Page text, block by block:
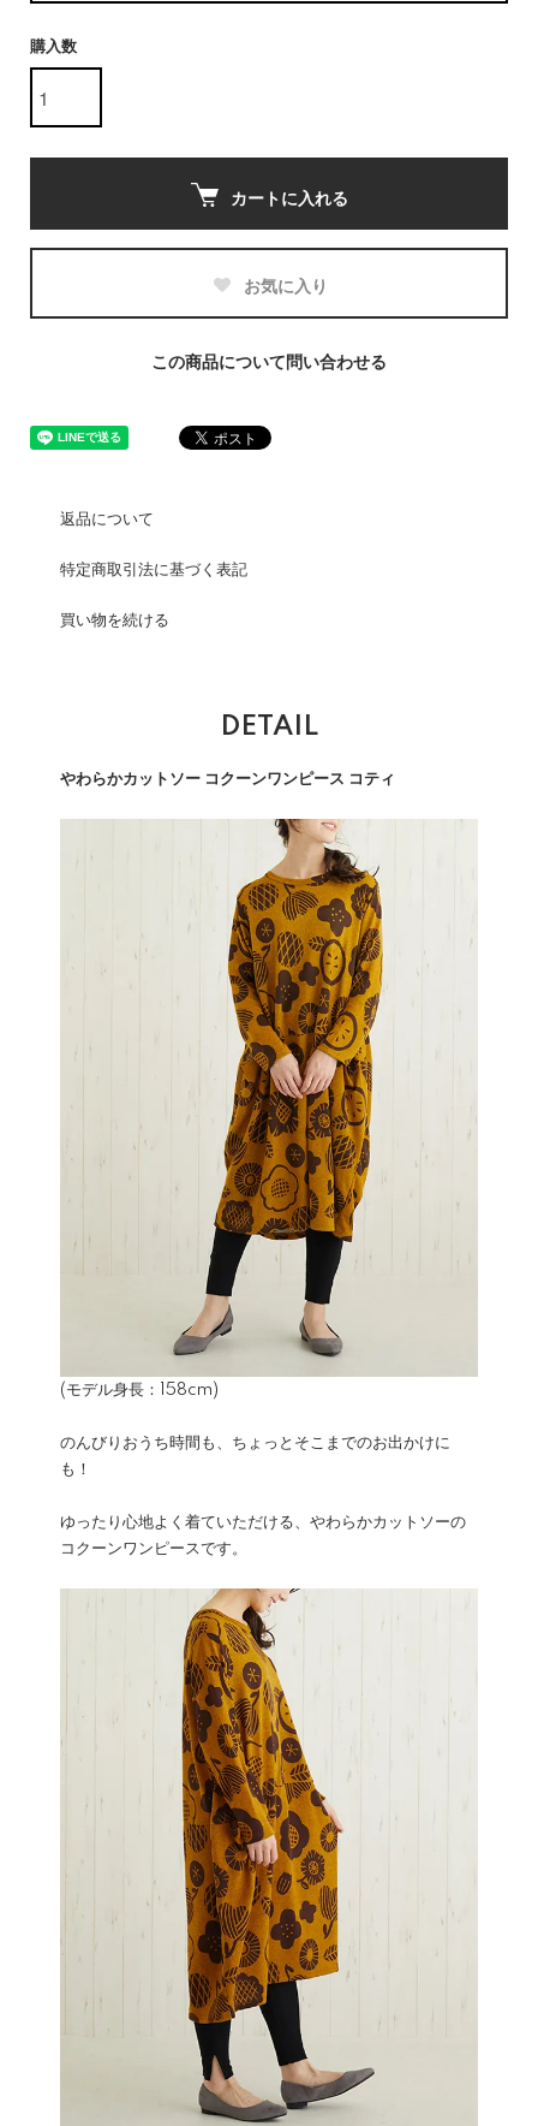
購入数
カートに入れる
お気に入り
この商品について問い合わせる
返品について
特定商取引法に基づく表記
買い物を続ける
DETAIL
やわらかカットソー コクーンワンピース コティ
(モデル身長：158cm)
のんびりおうち時間も、ちょっとそこまでのお出かけに
も！
ゆったり心地よく着ていただける、やわらかカットソーの
コクーンワンピースです。